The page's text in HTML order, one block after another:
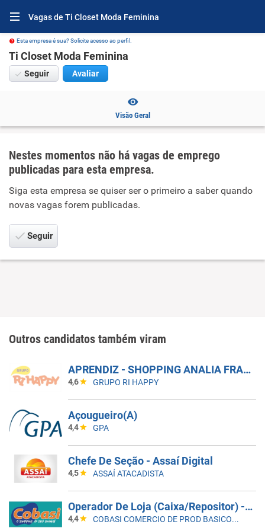
Vagas de Ti Closet Moda Feminina
Esta empresa é sua? Solicite acesso ao perfil.
Ti Closet Moda Feminina
Seguir Avaliar
Visão Geral
Nestes momentos não há vagas de emprego
publicadas para esta empresa.
Siga esta empresa se quiser ser o primeiro a saber quando
novas vagas forem publicadas.
Seguir
Outros candidatos também viram
APRENDIZ - SHOPPING ANALIA FRANCO
4,6 GRUPO RI HAPPY
Açougueiro(A)
4,4 GPA
Chefe De Seção - Assaí Digital
4,5 ASSAÍ ATACADISTA
Operador De Loja (Caixa/Repositor) - João Pessoa Bessa
4,4 COBASI COMERCIO DE PROD BASICOS E INDUSTRIALIZADOS LTDA